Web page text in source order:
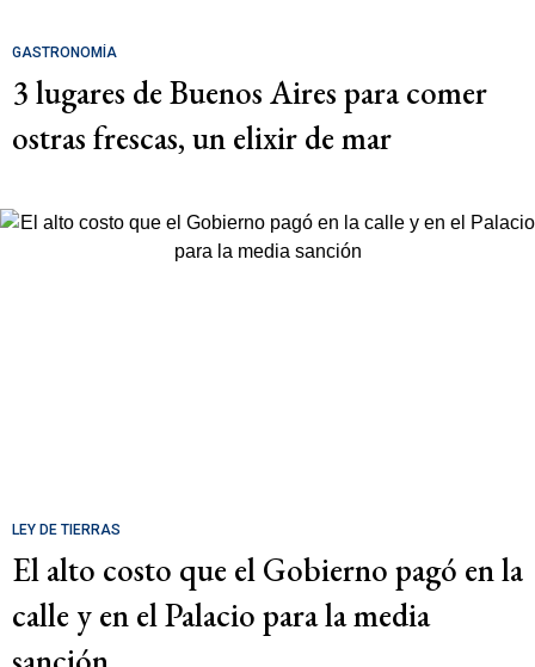
GASTRONOMÍA
3 lugares de Buenos Aires para comer
ostras frescas, un elixir de mar
LEY DE TIERRAS
El alto costo que el Gobierno pagó en la
calle y en el Palacio para la media